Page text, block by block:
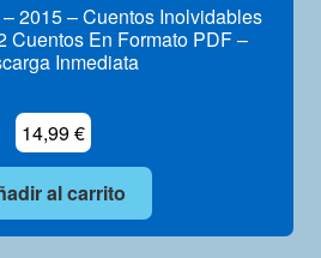
2015 – Cuentos Inolvidables
Cuentos En Formato PDF –
Inmediata
14,99€
al carrito